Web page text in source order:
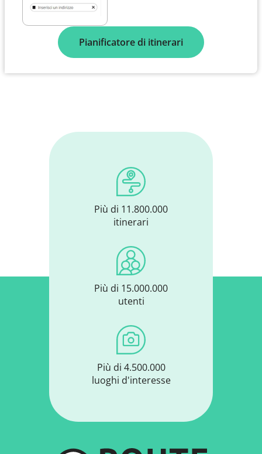
Pianificatore di itinerari
Più di 11.800.000
itinerari
Più di 15.000.000
utenti
Più di 4.500.000
luoghi d'interesse